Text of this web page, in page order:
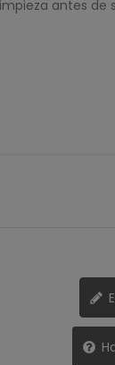
antes de